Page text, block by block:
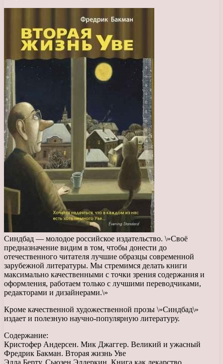
Синдбад — молодое российское издательство. \»Своё
предназначение видим в том, чтобы донести до
отечественного читателя лучшие образцы современной
зарубежной литературы. Мы стремимся делать книги
максимально качественными с точки зрения содержания и
оформления, работаем только с лучшими переводчиками,
редакторами и дизайнерами.\»
Кроме качественной художественной прозы \»Синдбад\»
издает и полезную научно-популярную литературу.
Содержание:
Кристофер Андерсен. Мик Джаггер. Великий и ужасный
Фредрик Бакман. Вторая жизнь Уве
Элла Берту, Сьюзен Элдеркин. Книга как лекарство